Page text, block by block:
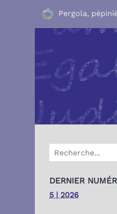
Pergola,
Menu
DERNIER
5 | 2026